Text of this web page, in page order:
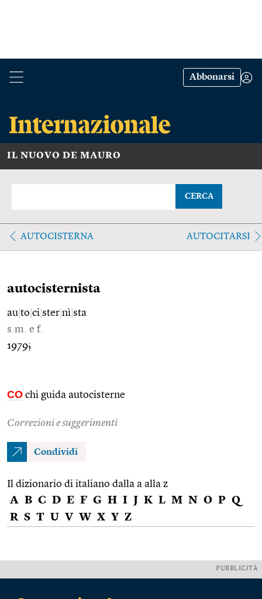
Abbonarsi
IL NUOVO DE MAURO
CERCA
AUTOCISTERNA AUTOCITARSI
autocisternista
au to ci ster nì sta
s.m. e f.
1979;
CO chi guida autocisterne
Correzioni e suggerimenti
Condividi
Il dizionario di italiano dalla a alla z
A B C D E F G H I J K L M N O P Q
R S T U V W X Y Z
PUBBLICITÀ